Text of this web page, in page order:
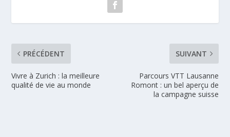
PRÉCÉDENT
Vivre à Zurich : la meilleure
qualité de vie au monde
SUIVANT
Parcours VTT Lausanne
Romont : un bel aperçu de
la campagne suisse